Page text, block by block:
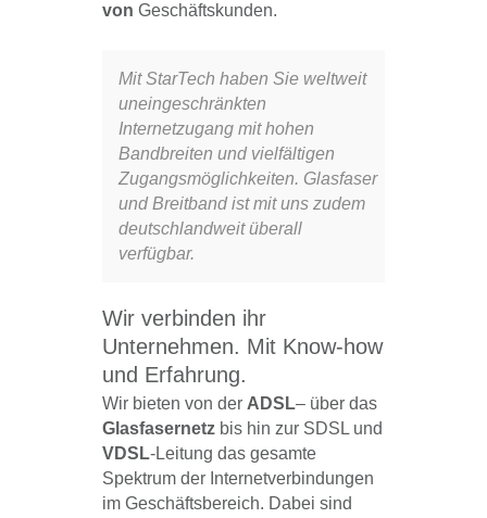
von Geschäftskunden.
Mit StarTech haben Sie weltweit
uneingeschränkten
Internetzugang mit hohen
Bandbreiten und vielfältigen
Zugangsmöglichkeiten. Glasfaser
und Breitband ist mit uns zudem
deutschlandweit überall
verfügbar.
Wir verbinden ihr
Unternehmen. Mit Know-how
und Erfahrung.
Wir bieten von der ADSL– über das
Glasfasernetz bis hin zur SDSL und
VDSL-Leitung das gesamte
Spektrum der Internetverbindungen
im Geschäftsbereich. Dabei sind